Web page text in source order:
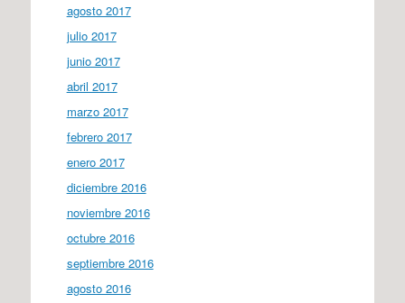
agosto 2017
julio 2017
junio 2017
abril 2017
marzo 2017
febrero 2017
enero 2017
diciembre 2016
noviembre 2016
octubre 2016
septiembre 2016
agosto 2016